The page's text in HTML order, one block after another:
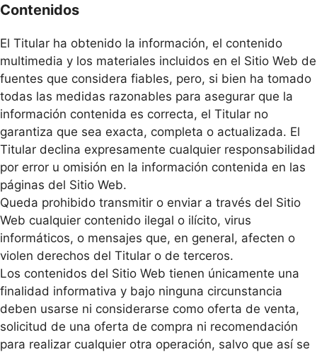
Contenidos
El Titular ha obtenido la información, el contenido
multimedia y los materiales incluidos en el Sitio Web de
fuentes que considera fiables, pero, si bien ha tomado
todas las medidas razonables para asegurar que la
información contenida es correcta, el Titular no
garantiza que sea exacta, completa o actualizada. El
Titular declina expresamente cualquier responsabilidad
por error u omisión en la información contenida en las
páginas del Sitio Web.
Queda prohibido transmitir o enviar a través del Sitio
Web cualquier contenido ilegal o ilícito, virus
informáticos, o mensajes que, en general, afecten o
violen derechos del Titular o de terceros.
Los contenidos del Sitio Web tienen únicamente una
finalidad informativa y bajo ninguna circunstancia
deben usarse ni considerarse como oferta de venta,
solicitud de una oferta de compra ni recomendación
para realizar cualquier otra operación, salvo que así se